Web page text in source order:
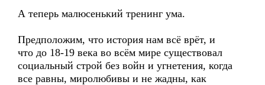
А теперь малюсенький тренинг ума.
Предположим, что история нам всё врёт, и
что до 18-19 века во всём мире существовал
социальный строй без войн и угнетения, когда
все равны, миролюбивы и не жадны, как